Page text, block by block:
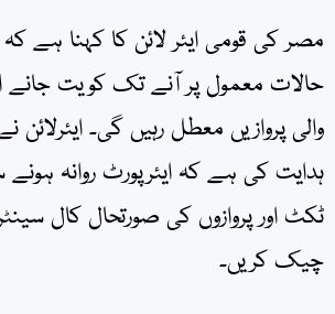
مصر کی قومی ایئر لائن کا کہنا ہے
حالات معمول پر آنے تک کویت جانے
والی پروازیں معطل رہیں گی۔ ایئرلائن
ہدایت کی ہے کہ ایئرپورٹ روانہ
ٹکٹ اور پروازوں کی صورتحال کال
چیک کریں۔